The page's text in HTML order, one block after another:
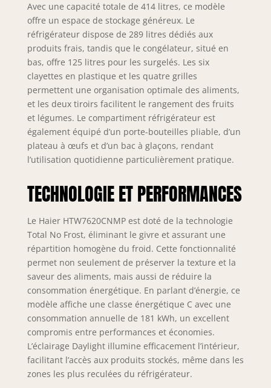
Zone Pro : Ajustez
la température du
tiroir My Zone Pro
pour l'adapter à
différents types
d'aliments,
permettant de les
conserver de
manière optimale
selon vos besoins.
Connectivité WiFi
intégrée : contrôlez
et réglez les
réfrigérateur
depuis n'importe
où avec
l'application hOn,
en connectant le
réfrigérateur à
votre réseau WiFi
pour plus de
commodité et de
contrôle à distance.
Dimensions du
produit : hauteur
2050 mm, largeur
595 mm et
profondeur 667
mm, assurant un
Avec une capacité totale de 414 litres, ce modèle
offre un espace de stockage généreux. Le
réfrigérateur dispose de 289 litres dédiés aux
produits frais, tandis que le congélateur, situé en
bas, offre 125 litres pour les surgelés. Les six
clayettes en plastique et les quatre grilles
permettent une organisation optimale des aliments,
et les deux tiroirs facilitent le rangement des fruits
et légumes. Le compartiment réfrigérateur est
également équipé d’un porte-bouteilles pliable, d’un
plateau à œufs et d’un bac à glaçons, rendant
l’utilisation quotidienne particulièrement pratique.
TECHNOLOGIE ET PERFORMANCES
Le Haier HTW7620CNMP est doté de la technologie
Total No Frost, éliminant le givre et assurant une
répartition homogène du froid. Cette fonctionnalité
permet non seulement de préserver la texture et la
saveur des aliments, mais aussi de réduire la
consommation énergétique. En parlant d’énergie, ce
modèle affiche une classe énergétique C avec une
consommation annuelle de 181 kWh, un excellent
compromis entre performances et économies.
L’éclairage Daylight illumine efficacement l’intérieur,
facilitant l’accès aux produits stockés, même dans les
zones les plus reculées du réfrigérateur.